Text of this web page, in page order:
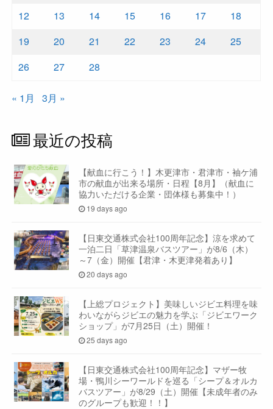
12
13 14 15 16 17
18
19
20 21 22 23 24
25
26
27 28
« 1月 3月 »
最近の投稿
【献血に行こう！】木更津市・君津市・袖ケ浦
市の献血が出来る場所・日程【8月】（献血に
協力いただける企業・団体様も募集中！）
19 days ago
【日東交通株式会社100周年記念】涼を求めて
一泊二日「草津温泉バスツアー」が8/6（木）
～7（金）開催【君津・木更津発着あり】
20 days ago
【上総プロジェクト】美味しいジビエ料理を味
わいながらジビエの魅力を学ぶ「ジビエワーク
ショップ」が7月25日（土）開催！
25 days ago
【日東交通株式会社100周年記念】マザー牧
場・鴨川シーワールドを巡る「シープ＆オルカ
バスツアー」が8/29（土）開催【未成年者のみ
のグループも歓迎！！】